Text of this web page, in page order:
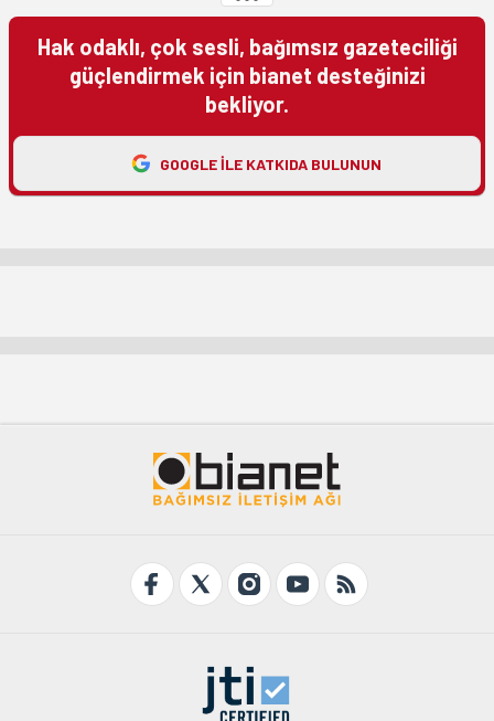
Hak odaklı, çok sesli, bağımsız gazeteciliği
güçlendirmek için bianet desteğinizi
bekliyor.
GOOGLE ILE KATKIDA BULUNUN